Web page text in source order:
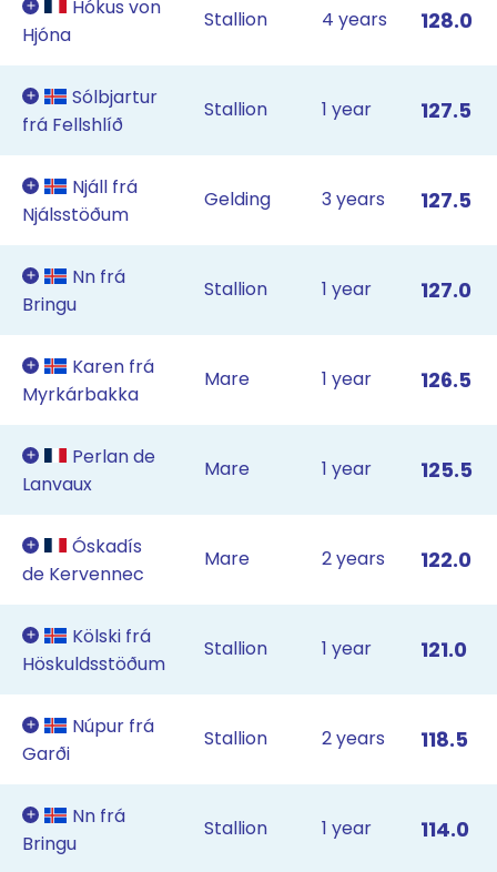
Hókus von
Hjóna
Stallion 4 years 128.0
Sólbjartur
frá Fellshlíð
Stallion 1 year 127.5
Njáll frá
Njálsstöðum
Gelding 3 years 127.5
Nn frá
Bringu
Stallion 1 year 127.0
Karen frá
Myrkárbakka
Mare 1 year 126.5
Perlan de
Lanvaux
Mare 1 year 125.5
Óskadís
de Kervennec
Mare 2 years 122.0
Kölski frá
Höskuldsstöðum
Stallion 1 year 121.0
Núpur frá
Garði
Stallion 2 years 118.5
Nn frá
Bringu
Stallion 1 year 114.0